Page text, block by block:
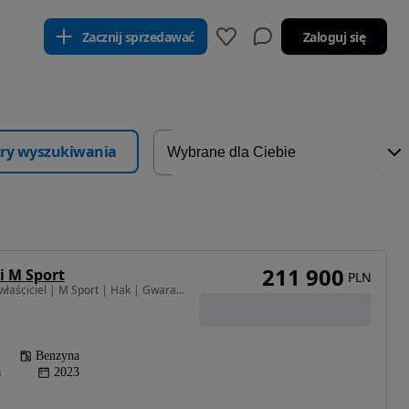
Zacznij sprzedawać Zaloguj się
wyszukiwania
M Sport
1998 cm3 • 252 KM • | I właściciel | M Sport | Hak | Gwarancja | Bezwypadkowy | FVAT23% |
Benzyna
2023
211 900 PLN